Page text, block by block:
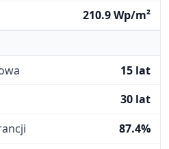
210.9 Wp/m²
15 lat
30 lat
87.4%